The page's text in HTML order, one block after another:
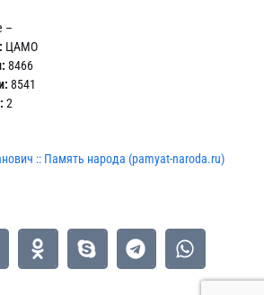
–
ЦАМО
8466
8541
2
:: Память народа (pamyat-naroda.ru)